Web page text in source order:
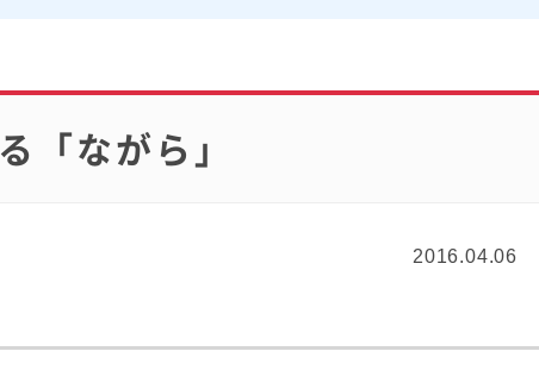
ながら」
2016.04.06